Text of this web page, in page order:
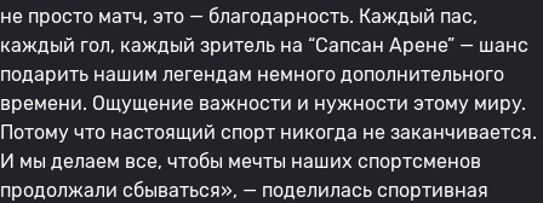
не просто матч, это — благодарность. Каждый пас,
каждый гол, каждый зритель на “Сапсан Арене” — шанс
подарить нашим легендам немного дополнительного
времени. Ощущение важности и нужности этому миру.
Потому что настоящий спорт никогда не заканчивается.
И мы делаем все, чтобы мечты наших спортсменов
продолжали сбываться», — поделилась спортивная